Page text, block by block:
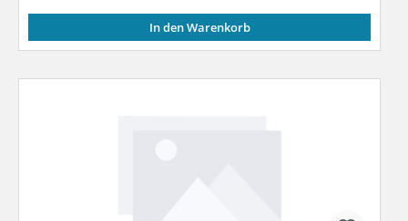
In den Warenkorb